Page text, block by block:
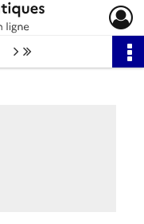
Page suivante : 1/2